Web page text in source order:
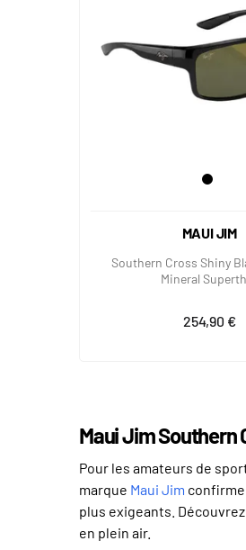
MAUI JIM
Southern Cross Shiny
Mineral
254,90 €
Maui Jim Southern
Pour les amateurs de
marque Maui Jim
plus exigeants.
en plein air.